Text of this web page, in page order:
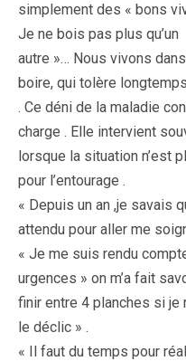
simplement des « bons
Je ne bois pas plus qu’un
autre »… Nous vivons
boire, qui tolère
. Ce déni de la maladie
charge . Elle intervient
lorsque la situation n’est
pour l’entourage .
« Depuis un an ,je savais
attendu pour aller me
« Je me suis rendu
urgences » on m’a fait
finir entre 4 planches si je
le déclic » .
« Il faut du temps pour